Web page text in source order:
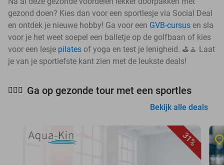
gezond doen? Kies dan voor een sportlesje via Social Deal
en ontdek je nieuwe hobby! Ga voor een GVB-cursus en sla
voor je het weet soepel een balletje op de golfbaan of kies
voor een lesje pilates of yoga en test je lenigheid. ⛳🧘 Laat
je van je sportiefste kant zien met de leukste deals!
🧘🏻‍♀️ Ga op gezonde tour met een sportles
Bekijk alle deals
31%